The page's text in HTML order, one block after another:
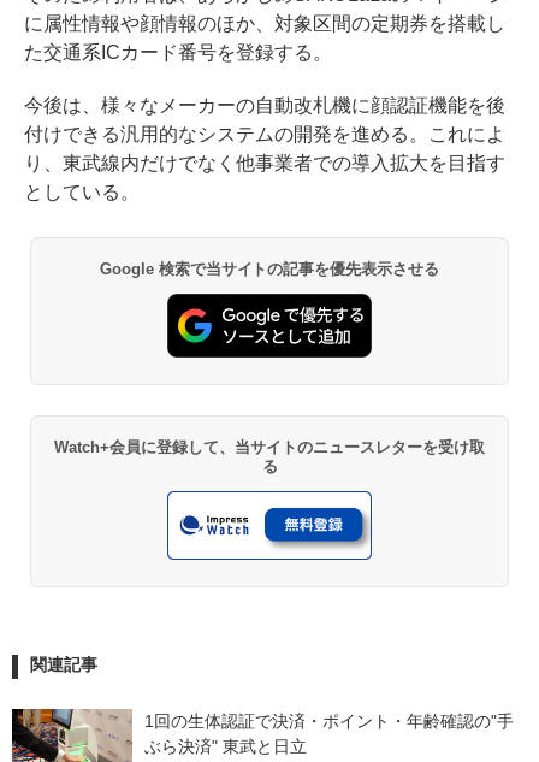
に属性情報や顔情報のほか、対象区間の定期券を搭載し
た交通系ICカード番号を登録する。
今後は、様々なメーカーの自動改札機に顔認証機能を後
付けできる汎用的なシステムの開発を進める。これによ
り、東武線内だけでなく他事業者での導入拡大を目指す
としている。
Google 検索で当サイトの記事を優先表示させる
Watch+会員に登録して、当サイトのニュースレターを受け取
る
関連記事
1回の生体認証で決済・ポイント・年齢確認の"手
ぶら決済" 東武と日立